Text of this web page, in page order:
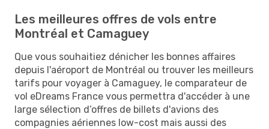
Les meilleures offres de vols entre
Montréal et Camaguey
Que vous souhaitiez dénicher les bonnes affaires
depuis l'aéroport de Montréal ou trouver les meilleurs
tarifs pour voyager à Camaguey, le comparateur de
vol eDreams France vous permettra d'accéder à une
large sélection d’offres de billets d'avions des
compagnies aériennes low-cost mais aussi des